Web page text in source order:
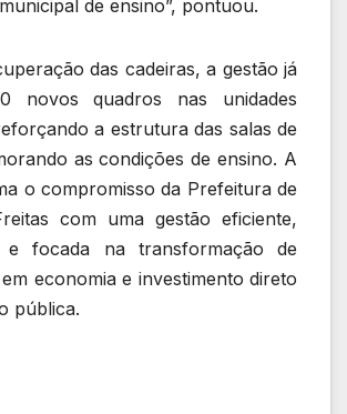
de ensino”, pontuou.
das cadeiras, a gestão já
novos quadros nas unidades
a estrutura das salas de
as condições de ensino. A
o compromisso da Prefeitura de
com uma gestão eficiente,
e focada na transformação de
economia e investimento direto
pública.